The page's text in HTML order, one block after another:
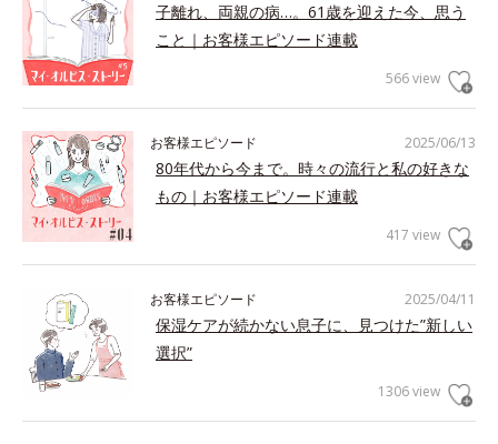
子離れ、両親の病…。61歳を迎えた今、思う
こと｜お客様エピソード連載
566 view
2025/06/13
お客様エピソード
80年代から今まで。時々の流行と私の好きな
もの｜お客様エピソード連載
417 view
2025/04/11
お客様エピソード
保湿ケアが続かない息子に、見つけた”新しい
選択”
1306 view